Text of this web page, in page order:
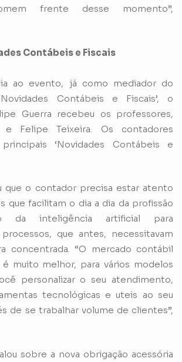
frente desse momento”,
Contábeis e Fiscais
ao evento, já como mediador do
Contábeis e Fiscais’, o
Guerra recebeu os professores,
e Felipe Teixeira. Os contadores
‘Novidades Contábeis e
que o contador precisa estar atento
que facilitam o dia a dia da profissão
inteligência artificial para
que antes, necessitavam
concentrada. “O mercado contábil
é muito melhor, para vários modelos
personalizar o seu atendimento,
tecnológicas e uteis ao seu
de se trabalhar volume de clientes”,
sobre a nova obrigação acessória